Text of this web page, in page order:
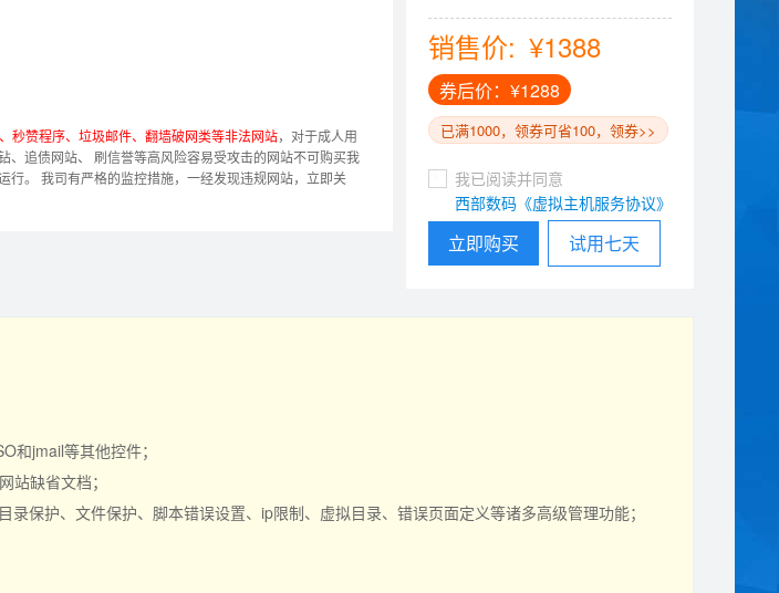
销售价: ¥1388
券后价：¥1288
已满1000，领券可省100，领券>>
我已阅读并同意
西部数码《虚拟主机服务协议》
立即购买 试用七天
秒赞程序、垃圾邮件、翻墙破网类等非法网站，对于成人用
、追债网站、 刷信誉等高风险容易受攻击的网站不可购买我
行。 我司有严格的监控措施，一经发现违规网站，立即关
和jmail等其他控件；
站缺省文档；
保护、文件保护、脚本错误设置、ip限制、虚拟目录、错误页面定义等诸多高级管理功能；